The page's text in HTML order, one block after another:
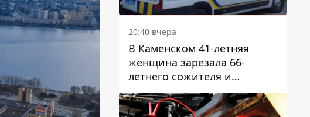
20:40 вчера
В Каменском 41-летняя
женщина зарезала 66-
летнего сожителя и
пыталась обмануть
полицейских